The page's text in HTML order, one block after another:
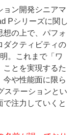
ン開発シニアマ
Pシリーズに関し
の上で、パフォ
ダクティビティの
。これまで「ワ
ことを実現するた
今や性能面に限ら
ステーションとい
で注力していくと